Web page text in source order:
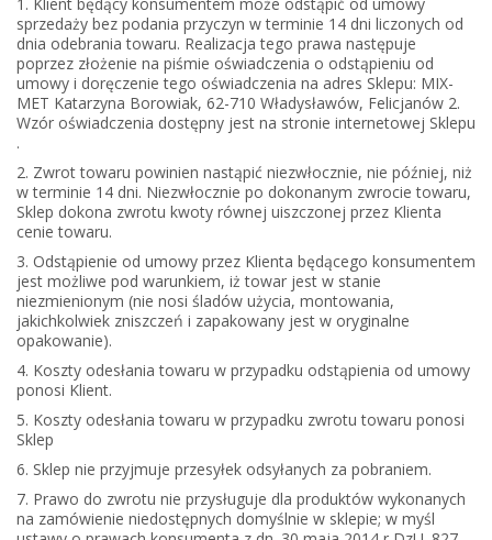
sprzedaży bez podania przyczyn w terminie 14 dni liczonych od
dnia odebrania towaru. Realizacja tego prawa następuje
poprzez złożenie na piśmie oświadczenia o odstąpieniu od
umowy i doręczenie tego oświadczenia na adres Sklepu: MIX-
MET Katarzyna Borowiak, 62-710 Władysławów, Felicjanów 2.
Wzór oświadczenia dostępny jest na stronie internetowej Sklepu
.
2. Zwrot towaru powinien nastąpić niezwłocznie, nie później, niż
w terminie 14 dni. Niezwłocznie po dokonanym zwrocie towaru,
Sklep dokona zwrotu kwoty równej uiszczonej przez Klienta
cenie towaru.
3. Odstąpienie od umowy przez Klienta będącego konsumentem
jest możliwe pod warunkiem, iż towar jest w stanie
niezmienionym (nie nosi śladów użycia, montowania,
jakichkolwiek zniszczeń i zapakowany jest w oryginalne
opakowanie).
4. Koszty odesłania towaru w przypadku odstąpienia od umowy
ponosi Klient.
5. Koszty odesłania towaru w przypadku zwrotu towaru ponosi
Sklep
6. Sklep nie przyjmuje przesyłek odsyłanych za pobraniem.
7. Prawo do zwrotu nie przysługuje dla produktów wykonanych
na zamówienie niedostępnych domyślnie w sklepie; w myśl